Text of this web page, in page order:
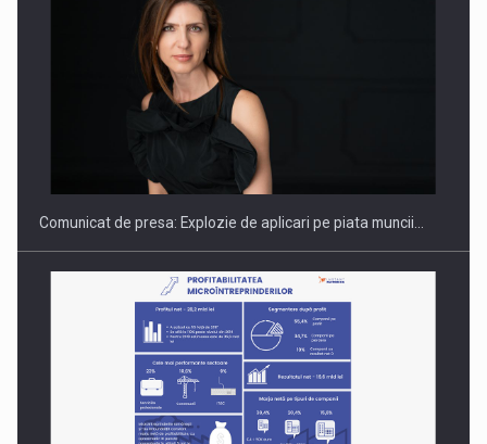
PUTTING ROMANIAN CORPORATE COMPANIES ON THE
INTERNATIONAL BUSINESS SCENE
Comunicat de presa: Explozie de aplicari pe piata muncii…